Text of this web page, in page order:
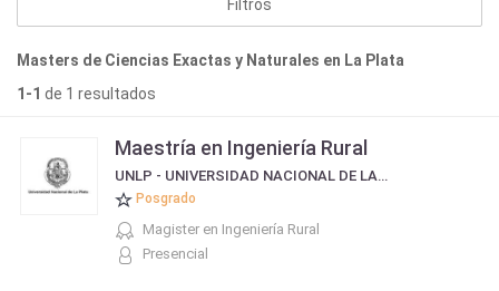
Filtros
Masters de Ciencias Exactas y Naturales en La Plata
1-1 de 1 resultados
Maestría en Ingeniería Rural
UNLP - UNIVERSIDAD NACIONAL DE LA PLATA
Posgrado
Magister en Ingeniería Rural
Presencial